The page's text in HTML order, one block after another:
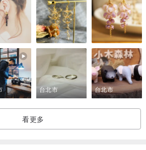
台北市 台北市
看更多